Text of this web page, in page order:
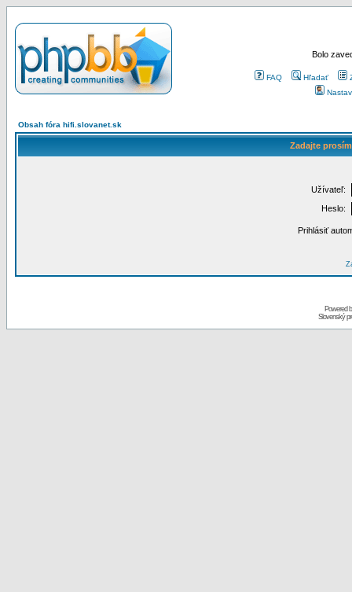
Bolo
FAQ Hľadať
Obsah fóra hifi.slovanet.sk
Zadajte
Užívateľ:
Heslo:
Prihlásiť
Powered
Slovenský